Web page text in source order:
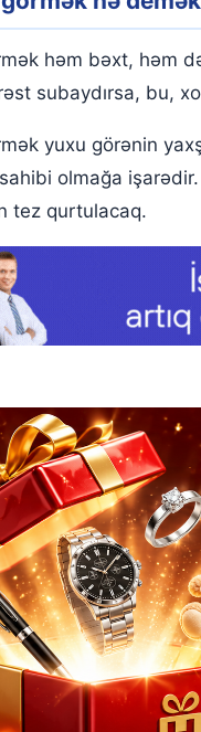
görmək
yun doldurmaq
görmək
həm bəxt, həm
subaydırsa, bu,
yuxu görənin
olmağa
tez qurtulacaq.